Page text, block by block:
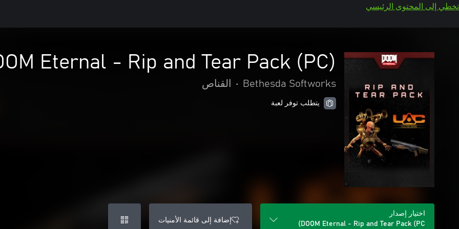
تخطي إلى المحتوى الرئيسي
Eternal - Rip and Tear Pack (PC)
Bethesda Softworks
• القناص
يتطلب توفر لعبة
اختيار إصدار
DOOM Eternal - Rip and Tear Pack (PC)
إضافة إلى قائمة الأمنيات